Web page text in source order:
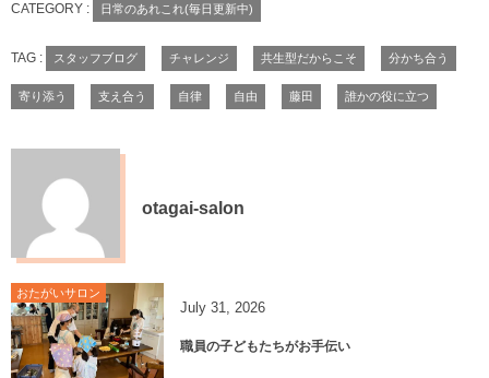
CATEGORY : 日常のあれこれ(毎日更新中)
TAG : スタッフブログ チャレンジ 共生型だからこそ 分かち合う
寄り添う 支え合う 自律 自由 藤田 誰かの役に立つ
otagai-salon
おたがいサロン
July 31, 2026
職員の子どもたちがお手伝い